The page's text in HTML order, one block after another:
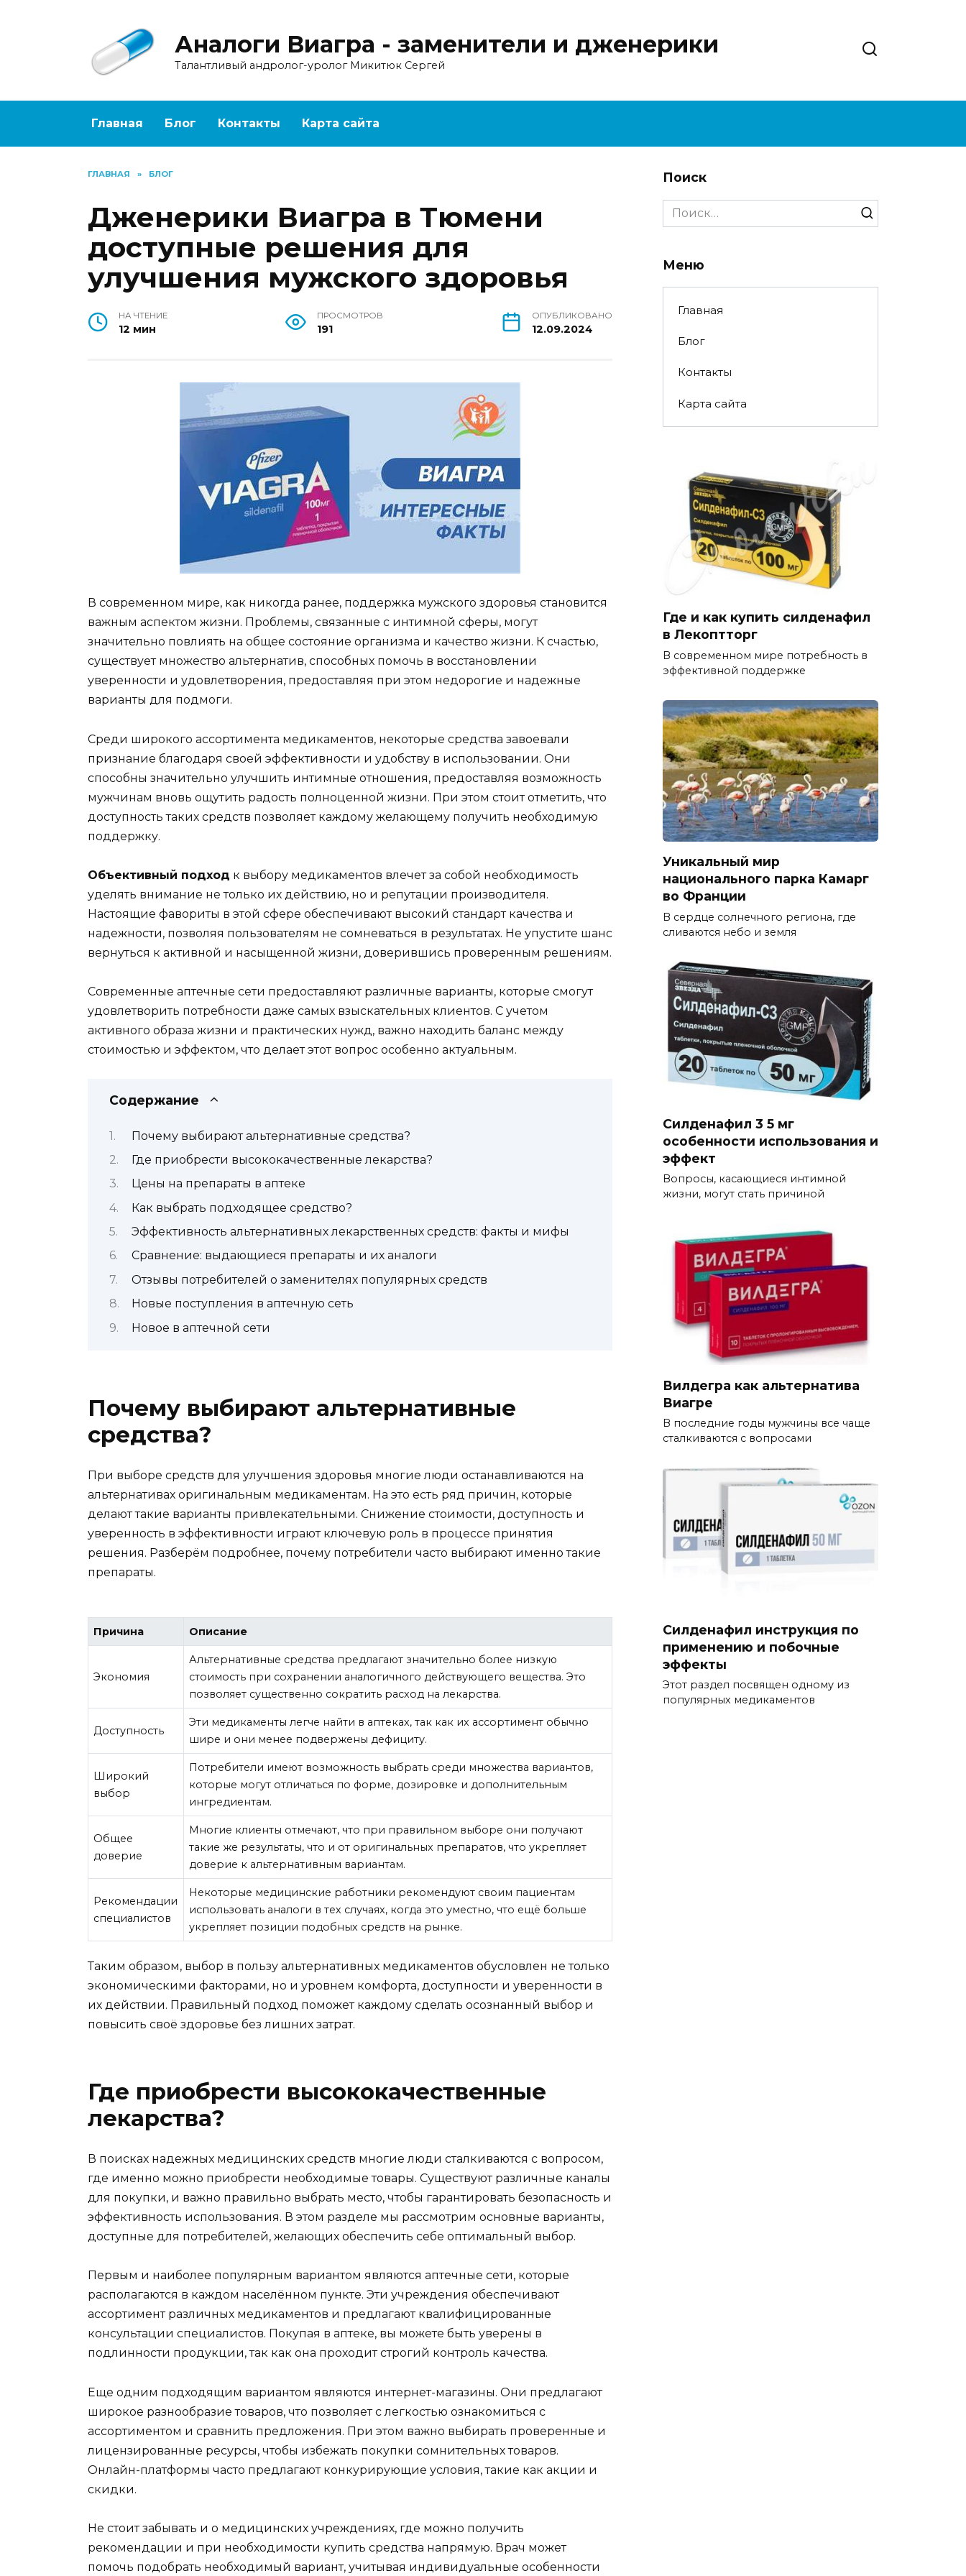
Аналоги Виагра - заменители и дженерики
Талантливый андролог-уролог Микитюк Сергей
Главная Блог Контакты Карта сайта
ГЛАВНАЯ » БЛОГ
Дженерики Виагра в Тюмени
доступные решения для
улучшения мужского здоровья
НА ЧТЕНИЕ
12 мин
ПРОСМОТРОВ
191
ОПУБЛИКОВАНО
12.09.2024
В современном мире, как никогда ранее, поддержка мужского здоровья становится
важным аспектом жизни. Проблемы, связанные с интимной сферы, могут
значительно повлиять на общее состояние организма и качество жизни. К счастью,
существует множество альтернатив, способных помочь в восстановлении
уверенности и удовлетворения, предоставляя при этом недорогие и надежные
варианты для подмоги.
Среди широкого ассортимента медикаментов, некоторые средства завоевали
признание благодаря своей эффективности и удобству в использовании. Они
способны значительно улучшить интимные отношения, предоставляя возможность
мужчинам вновь ощутить радость полноценной жизни. При этом стоит отметить, что
доступность таких средств позволяет каждому желающему получить необходимую
поддержку.
Объективный подход к выбору медикаментов влечет за собой необходимость
уделять внимание не только их действию, но и репутации производителя.
Настоящие фавориты в этой сфере обеспечивают высокий стандарт качества и
надежности, позволяя пользователям не сомневаться в результатах. Не упустите шанс
вернуться к активной и насыщенной жизни, доверившись проверенным решениям.
Современные аптечные сети предоставляют различные варианты, которые смогут
удовлетворить потребности даже самых взыскательных клиентов. С учетом
активного образа жизни и практических нужд, важно находить баланс между
стоимостью и эффектом, что делает этот вопрос особенно актуальным.
Содержание
Почему выбирают альтернативные средства?
Где приобрести высококачественные лекарства?
Цены на препараты в аптеке
Как выбрать подходящее средство?
Эффективность альтернативных лекарственных средств: факты и мифы
Сравнение: выдающиеся препараты и их аналоги
Отзывы потребителей о заменителях популярных средств
Новые поступления в аптечную сеть
Новое в аптечной сети
Почему выбирают альтернативные
средства?
При выборе средств для улучшения здоровья многие люди останавливаются на
альтернативах оригинальным медикаментам. На это есть ряд причин, которые
делают такие варианты привлекательными. Снижение стоимости, доступность и
уверенность в эффективности играют ключевую роль в процессе принятия
решения. Разберём подробнее, почему потребители часто выбирают именно такие
препараты.
Причина Описание
Экономия
Альтернативные средства предлагают значительно более низкую
стоимость при сохранении аналогичного действующего вещества. Это
позволяет существенно сократить расход на лекарства.
Доступность
Эти медикаменты легче найти в аптеках, так как их ассортимент обычно
шире и они менее подвержены дефициту.
Широкий
выбор
Потребители имеют возможность выбрать среди множества вариантов,
которые могут отличаться по форме, дозировке и дополнительным
ингредиентам.
Общее
доверие
Многие клиенты отмечают, что при правильном выборе они получают
такие же результаты, что и от оригинальных препаратов, что укрепляет
доверие к альтернативным вариантам.
Рекомендации
специалистов
Некоторые медицинские работники рекомендуют своим пациентам
использовать аналоги в тех случаях, когда это уместно, что ещё больше
укрепляет позиции подобных средств на рынке.
Таким образом, выбор в пользу альтернативных медикаментов обусловлен не только
экономическими факторами, но и уровнем комфорта, доступности и уверенности в
их действии. Правильный подход поможет каждому сделать осознанный выбор и
повысить своё здоровье без лишних затрат.
Где приобрести высококачественные
лекарства?
В поисках надежных медицинских средств многие люди сталкиваются с вопросом,
где именно можно приобрести необходимые товары. Существуют различные каналы
для покупки, и важно правильно выбрать место, чтобы гарантировать безопасность и
эффективность использования. В этом разделе мы рассмотрим основные варианты,
доступные для потребителей, желающих обеспечить себе оптимальный выбор.
Первым и наиболее популярным вариантом являются аптечные сети, которые
располагаются в каждом населённом пункте. Эти учреждения обеспечивают
ассортимент различных медикаментов и предлагают квалифицированные
консультации специалистов. Покупая в аптеке, вы можете быть уверены в
подлинности продукции, так как она проходит строгий контроль качества.
Еще одним подходящим вариантом являются интернет-магазины. Они предлагают
широкое разнообразие товаров, что позволяет с легкостью ознакомиться с
ассортиментом и сравнить предложения. При этом важно выбирать проверенные и
лицензированные ресурсы, чтобы избежать покупки сомнительных товаров.
Онлайн-платформы часто предлагают конкурирующие условия, такие как акции и
скидки.
Не стоит забывать и о медицинских учреждениях, где можно получить
рекомендации и при необходимости купить средства напрямую. Врач может
помочь подобрать необходимый вариант, учитывая индивидуальные особенности
Поиск
Search
for:
Меню
Главная
Блог
Контакты
Карта сайта
Где и как купить силденафил
в Лекоптторг
В современном мире потребность в
эффективной поддержке
Уникальный мир
национального парка Камарг
во Франции
В сердце солнечного региона, где
сливаются небо и земля
Силденафил 3 5 мг
особенности использования и
эффект
Вопросы, касающиеся интимной
жизни, могут стать причиной
Вилдегра как альтернатива
Виагре
В последние годы мужчины все чаще
сталкиваются с вопросами
Силденафил инструкция по
применению и побочные
эффекты
Этот раздел посвящен одному из
популярных медикаментов